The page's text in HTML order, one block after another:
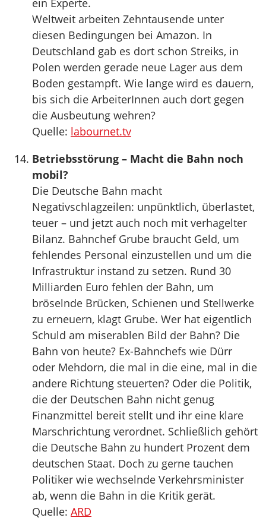
ein Experte.
Weltweit arbeiten Zehntausende unter
diesen Bedingungen bei Amazon. In
Deutschland gab es dort schon Streiks, in
Polen werden gerade neue Lager aus dem
Boden gestampft. Wie lange wird es dauern,
bis sich die ArbeiterInnen auch dort gegen
die Ausbeutung wehren?
Quelle: labournet.tv
Betriebsstörung – Macht die Bahn noch
mobil?
Die Deutsche Bahn macht
Negativschlagzeilen: unpünktlich, überlastet,
teuer – und jetzt auch noch mit verhagelter
Bilanz. Bahnchef Grube braucht Geld, um
fehlendes Personal einzustellen und um die
Infrastruktur instand zu setzen. Rund 30
Milliarden Euro fehlen der Bahn, um
bröselnde Brücken, Schienen und Stellwerke
zu erneuern, klagt Grube. Wer hat eigentlich
Schuld am miserablen Bild der Bahn? Die
Bahn von heute? Ex-Bahnchefs wie Dürr
oder Mehdorn, die mal in die eine, mal in die
andere Richtung steuerten? Oder die Politik,
die der Deutschen Bahn nicht genug
Finanzmittel bereit stellt und ihr eine klare
Marschrichtung verordnet. Schließlich gehört
die Deutsche Bahn zu hundert Prozent dem
deutschen Staat. Doch zu gerne tauchen
Politiker wie wechselnde Verkehrsminister
ab, wenn die Bahn in die Kritik gerät.
Quelle: ARD